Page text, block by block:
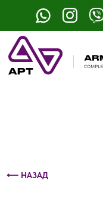
Контактный
⟵ НАЗАД